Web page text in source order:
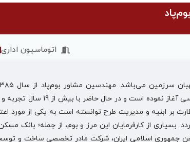
اتوماسیون اداری
خدمات مشاوره مهندسی آغاز
بر ابنیه و مدیریت طرح توانسته است به یکی از مورد
بسیاری از کارفرمایان این مرز و بوم، از جمله؛ بانک
آهن جمهوری اسلامی ایران، شرکت مادر تخصصی ساخت و